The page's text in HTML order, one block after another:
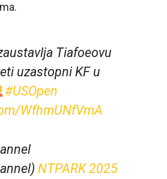
Tiafoeovu
uzastopni KF u
#USOpen
WfhmUNfVmA
NTPARK 2025